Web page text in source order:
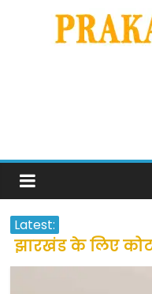
Latest:
झारखंड के लिए
सीएम हेमंत सोरेन